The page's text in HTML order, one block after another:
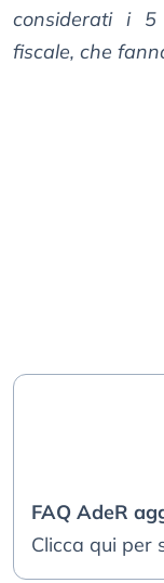
considerati i
fiscale, che
FAQ AdeR
Clicca qui per